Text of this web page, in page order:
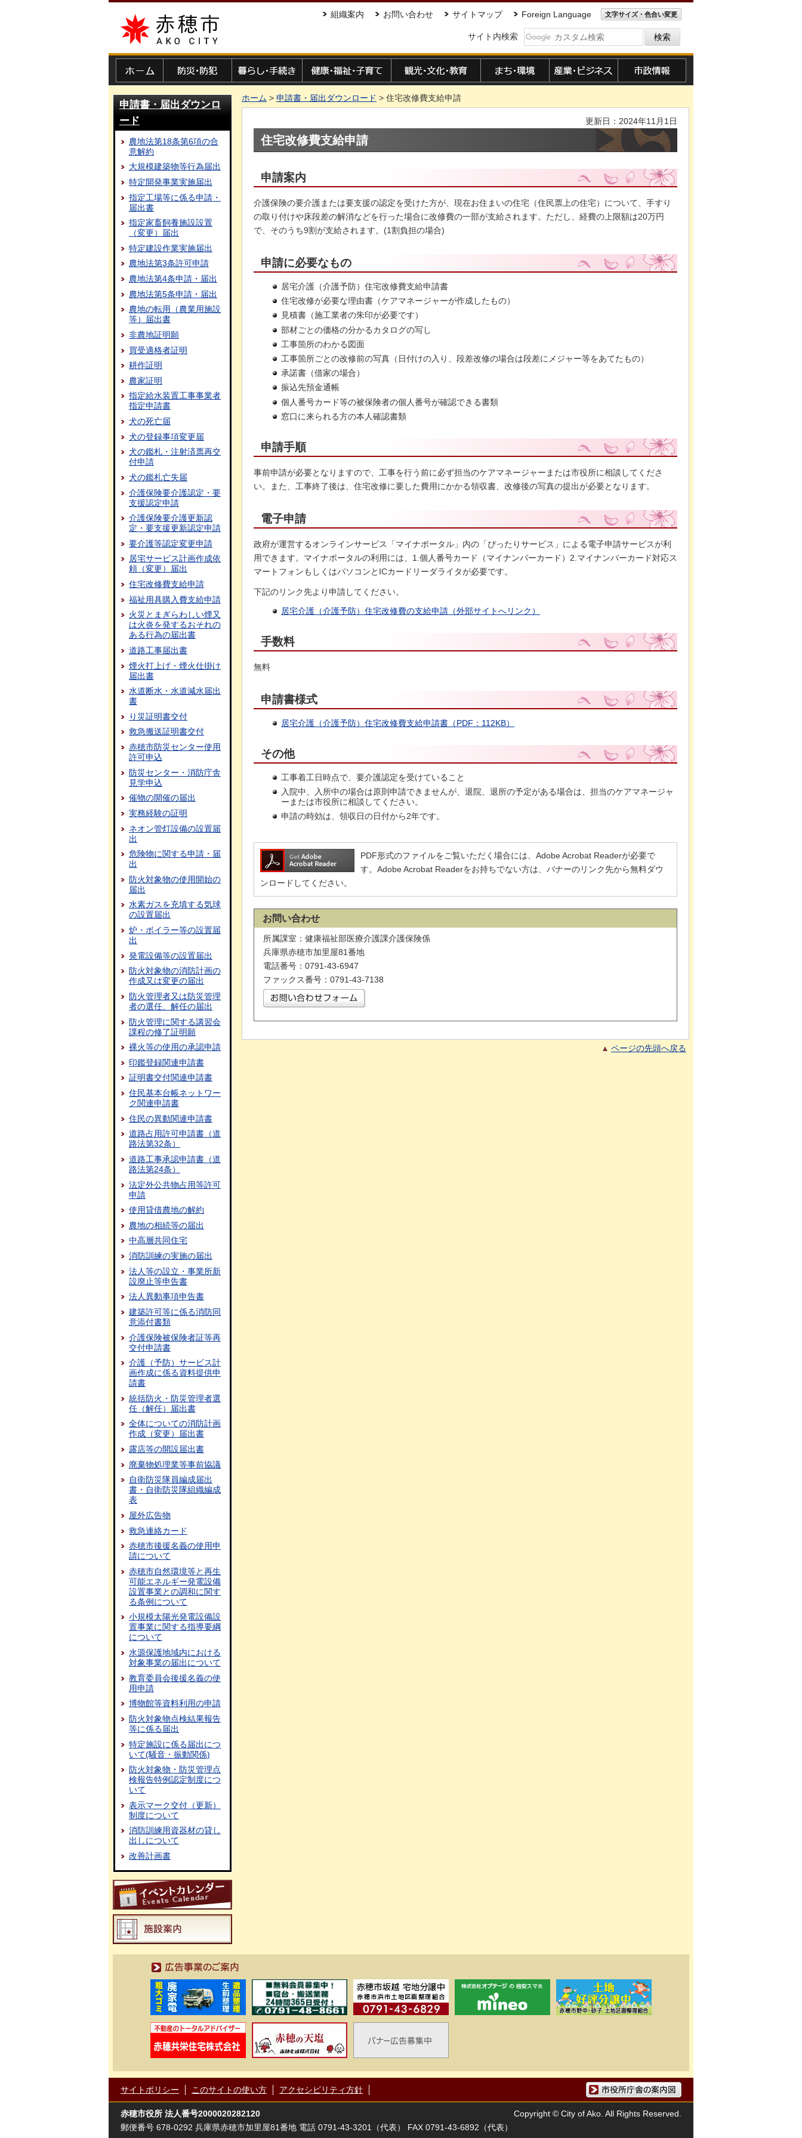
赤穂市 組織案内 お問い合わせ サイトマップ Foreign Language 文字サイズ・色合い変更
サイト内検索
申請書・届出ダウンロ
ード
農地法第18条第6項の合
意解約
大規模建築物等行為届出
特定開発事業実施届出
指定工場等に係る申請・
届出書
指定家畜飼養施設設置
（変更）届出
特定建設作業実施届出
農地法第3条許可申請
農地法第4条申請・届出
農地法第5条申請・届出
農地の転用（農業用施設
等）届出書
非農地証明願
買受適格者証明
耕作証明
農家証明
指定給水装置工事事業者
指定申請書
犬の死亡届
犬の登録事項変更届
犬の鑑札・注射済票再交
付申請
犬の鑑札亡失届
介護保険要介護認定・要
支援認定申請
介護保険要介護更新認
定・要支援更新認定申請
要介護等認定変更申請
居宅サービス計画作成依
頼（変更）届出
住宅改修費支給申請
福祉用具購入費支給申請
火災とまぎらわしい煙又
は火炎を発するおそれの
ある行為の届出書
道路工事届出書
煙火打上げ・煙火仕掛け
届出書
水道断水・水道減水届出
書
り災証明書交付
救急搬送証明書交付
赤穂市防災センター使用
許可申込
防災センター・消防庁舎
見学申込
催物の開催の届出
実務経験の証明
ネオン管灯設備の設置届
出
危険物に関する申請・届
出
防火対象物の使用開始の
届出
水素ガスを充填する気球
の設置届出
炉・ボイラー等の設置届
出
発電設備等の設置届出
防火対象物の消防計画の
作成又は変更の届出
防火管理者又は防災管理
者の選任、解任の届出
防火管理に関する講習会
課程の修了証明願
裸火等の使用の承認申請
印鑑登録関連申請書
証明書交付関連申請書
住民基本台帳ネットワー
ク関連申請書
住民の異動関連申請書
道路占用許可申請書（道
路法第32条）
道路工事承認申請書（道
路法第24条）
法定外公共物占用等許可
申請
使用貸借農地の解約
農地の相続等の届出
中高層共同住宅
消防訓練の実施の届出
法人等の設立・事業所新
設廃止等申告書
法人異動事項申告書
建築許可等に係る消防同
意添付書類
介護保険被保険者証等再
交付申請書
介護（予防）サービス計
画作成に係る資料提供申
請書
統括防火・防災管理者選
任（解任）届出書
全体についての消防計画
作成（変更）届出書
露店等の開設届出書
廃棄物処理業等事前協議
自衛防災隊員編成届出
書・自衛防災隊組織編成
表
屋外広告物
救急連絡カード
赤穂市後援名義の使用申
請について
赤穂市自然環境等と再生
可能エネルギー発電設備
設置事業との調和に関す
る条例について
小規模太陽光発電設備設
置事業に関する指導要綱
について
水源保護地域内における
対象事業の届出について
教育委員会後援名義の使
用申請
博物館等資料利用の申請
防火対象物点検結果報告
等に係る届出
特定施設に係る届出につ
いて(騒音・振動関係)
防火対象物・防災管理点
検報告特例認定制度につ
いて
表示マーク交付（更新）
制度について
消防訓練用資器材の貸し
出しについて
改善計画書
ホーム > 申請書・届出ダウンロード > 住宅改修費支給申請
更新日：2024年11月1日
住宅改修費支給申請
申請案内
介護保険の要介護または要支援の認定を受けた方が、現在お住まいの住宅（住民票上の住宅）について、手すり
の取り付けや床段差の解消などを行った場合に改修費の一部が支給されます。ただし、経費の上限額は20万円
で、そのうち9割が支給されます。(1割負担の場合)
申請に必要なもの
居宅介護（介護予防）住宅改修費支給申請書
住宅改修が必要な理由書（ケアマネージャーが作成したもの）
見積書（施工業者の朱印が必要です）
部材ごとの価格の分かるカタログの写し
工事箇所のわかる図面
工事箇所ごとの改修前の写真（日付けの入り、段差改修の場合は段差にメジャー等をあてたもの）
承諾書（借家の場合）
振込先預金通帳
個人番号カード等の被保険者の個人番号が確認できる書類
窓口に来られる方の本人確認書類
申請手順
事前申請が必要となりますので、工事を行う前に必ず担当のケアマネージャーまたは市役所に相談してくださ
い。また、工事終了後は、住宅改修に要した費用にかかる領収書、改修後の写真の提出が必要となります。
電子申請
政府が運営するオンラインサービス「マイナポータル」内の「ぴったりサービス」による電子申請サービスが利
用できます。マイナポータルの利用には、1.個人番号カード（マイナンバーカード）2.マイナンバーカード対応ス
マートフォンもしくはパソコンとICカードリーダライタが必要です。
下記のリンク先より申請してください。
居宅介護（介護予防）住宅改修費の支給申請（外部サイトへリンク）
手数料
無料
申請書様式
居宅介護（介護予防）住宅改修費支給申請書（PDF：112KB）
その他
工事着工日時点で、要介護認定を受けていること
入院中、入所中の場合は原則申請できませんが、退院、退所の予定がある場合は、担当のケアマネージャ
ーまたは市役所に相談してください。
申請の時効は、領収日の日付から2年です。
PDF形式のファイルをご覧いただく場合には、Adobe Acrobat Readerが必要で
す。Adobe Acrobat Readerをお持ちでない方は、バナーのリンク先から無料ダウ
ンロードしてください。
お問い合わせ
所属課室：健康福祉部医療介護課介護保険係
兵庫県赤穂市加里屋81番地
電話番号：0791-43-6947
ファックス番号：0791-43-7138
ページの先頭へ戻る
広告事業のご案内
サイトポリシー このサイトの使い方 アクセシビリティ方針
市役所庁舎の案内図
赤穂市役所 法人番号2000020282120
郵便番号 678-0292 兵庫県赤穂市加里屋81番地 電話 0791-43-3201（代表） FAX 0791-43-6892（代表）
Copyright © City of Ako. All Rights Reserved.